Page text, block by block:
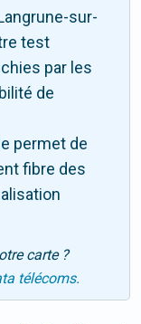
sur-
test
par les
de
permet de
fibre des
carte ?
télécoms.